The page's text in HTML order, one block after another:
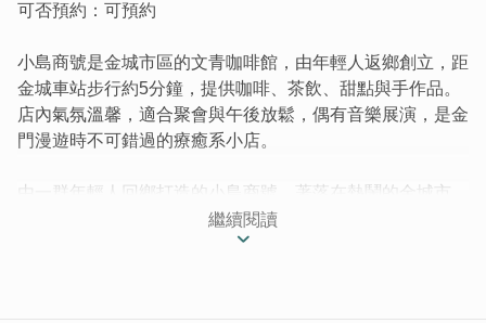
可否預約：可預約
小島商號是金城市區的文青咖啡館，由年輕人返鄉創立，距
金城車站步行約5分鐘，提供咖啡、茶飲、甜點與手作品。
店內氣氛溫馨，適合聚會與午後放鬆，偶有音樂展演，是金
門漫遊時不可錯過的療癒系小店。
由一群年輕人回鄉打造的小島商號，著落在熱鬧的金城市
區，離金城車站步行5分鐘，店內提供咖啡、茶飲、手作
品，若想來一趟金門漫遊行，是一間不能錯過的文青咖啡
繼續閱讀